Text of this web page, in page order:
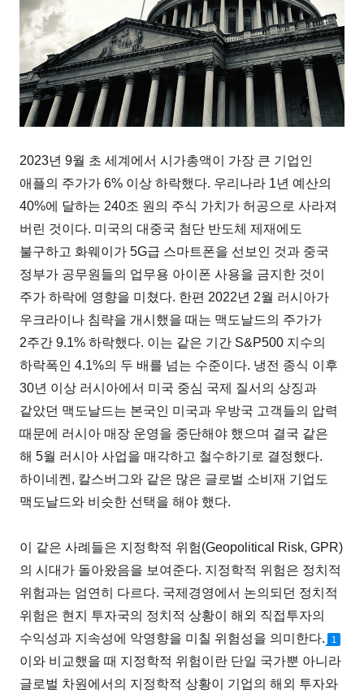
2023년 9월 초 세계에서 시가총액이 가장 큰 기업인
애플의 주가가 6% 이상 하락했다. 우리나라 1년 예산의
40%에 달하는 240조 원의 주식 가치가 허공으로 사라져
버린 것이다. 미국의 대중국 첨단 반도체 제재에도
불구하고 화웨이가 5G급 스마트폰을 선보인 것과 중국
정부가 공무원들의 업무용 아이폰 사용을 금지한 것이
주가 하락에 영향을 미쳤다. 한편 2022년 2월 러시아가
우크라이나 침략을 개시했을 때는 맥도날드의 주가가
2주간 9.1% 하락했다. 이는 같은 기간 S&P500 지수의
하락폭인 4.1%의 두 배를 넘는 수준이다. 냉전 종식 이후
30년 이상 러시아에서 미국 중심 국제 질서의 상징과
같았던 맥도날드는 본국인 미국과 우방국 고객들의 압력
때문에 러시아 매장 운영을 중단해야 했으며 결국 같은
해 5월 러시아 사업을 매각하고 철수하기로 결정했다.
하이네켄, 칼스버그와 같은 많은 글로벌 소비재 기업도
맥도날드와 비슷한 선택을 해야 했다.
이 같은 사례들은 지정학적 위험(Geopolitical Risk, GPR)
의 시대가 돌아왔음을 보여준다. 지정학적 위험은 정치적
위험과는 엄연히 다르다. 국제경영에서 논의되던 정치적
위험은 현지 투자국의 정치적 상황이 해외 직접투자의
수익성과 지속성에 악영향을 미칠 위험성을 의미한다.
1
이와 비교했을 때 지정학적 위험이란 단일 국가뿐 아니라
글로벌 차원에서의 지정학적 상황이 기업의 해외 투자와